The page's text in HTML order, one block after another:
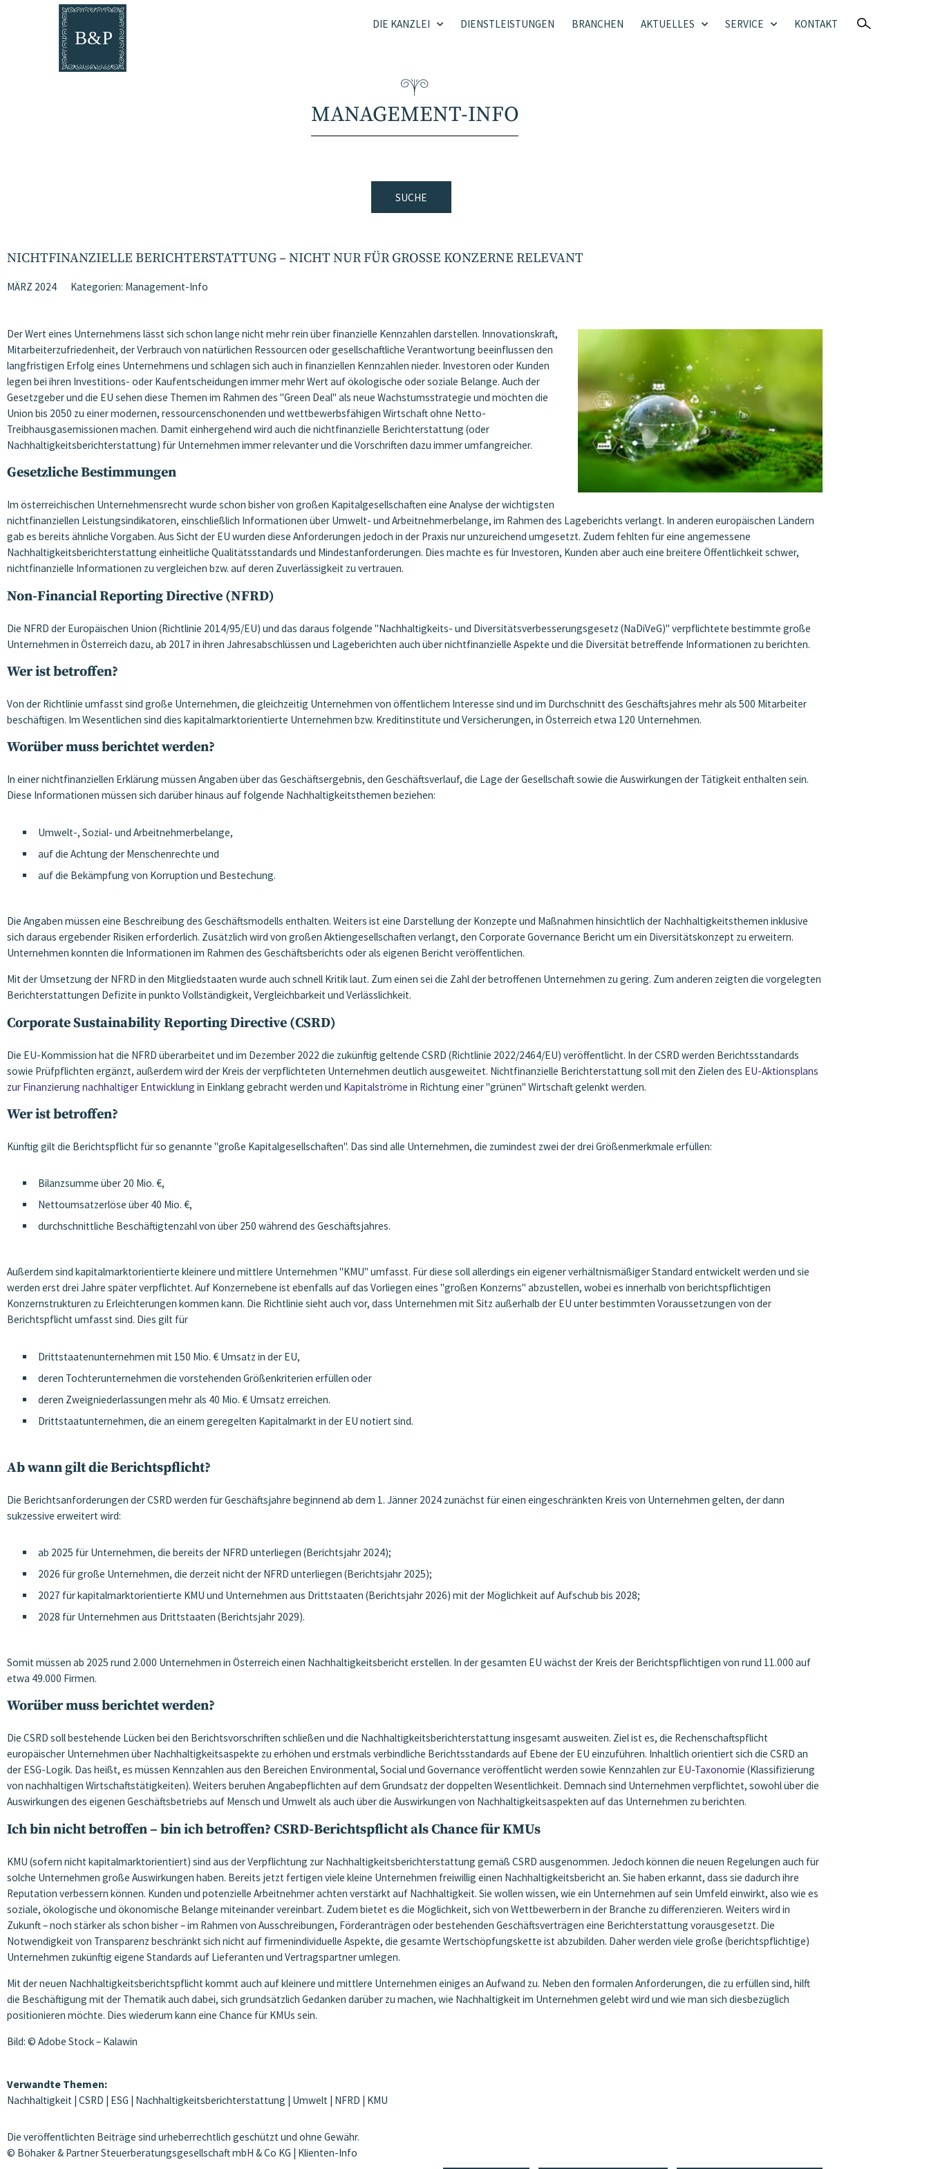
DIE KANZLEI DIENSTLEISTUNGEN BRANCHEN AKTUELLES SERVICE KONTAKT
MANAGEMENT-INFO
SUCHE
NICHTFINANZIELLE BERICHTERSTATTUNG – NICHT NUR FÜR GROSSE KONZERNE RELEVANT
MÄRZ 2024 Kategorien: Management-Info
Der Wert eines Unternehmens lässt sich schon lange nicht mehr rein über finanzielle Kennzahlen darstellen. Innovationskraft,
Mitarbeiterzufriedenheit, der Verbrauch von natürlichen Ressourcen oder gesellschaftliche Verantwortung beeinflussen den
langfristigen Erfolg eines Unternehmens und schlagen sich auch in finanziellen Kennzahlen nieder. Investoren oder Kunden
legen bei ihren Investitions- oder Kaufentscheidungen immer mehr Wert auf ökologische oder soziale Belange. Auch der
Gesetzgeber und die EU sehen diese Themen im Rahmen des "Green Deal" als neue Wachstumsstrategie und möchten die
Union bis 2050 zu einer modernen, ressourcenschonenden und wettbewerbsfähigen Wirtschaft ohne Netto-
Treibhausgasemissionen machen. Damit einhergehend wird auch die nichtfinanzielle Berichterstattung (oder
Nachhaltigkeitsberichterstattung) für Unternehmen immer relevanter und die Vorschriften dazu immer umfangreicher.
Gesetzliche Bestimmungen
Im österreichischen Unternehmensrecht wurde schon bisher von großen Kapitalgesellschaften eine Analyse der wichtigsten
nichtfinanziellen Leistungsindikatoren, einschließlich Informationen über Umwelt- und Arbeitnehmerbelange, im Rahmen des Lageberichts verlangt. In anderen europäischen Ländern
gab es bereits ähnliche Vorgaben. Aus Sicht der EU wurden diese Anforderungen jedoch in der Praxis nur unzureichend umgesetzt. Zudem fehlten für eine angemessene
Nachhaltigkeitsberichterstattung einheitliche Qualitätsstandards und Mindestanforderungen. Dies machte es für Investoren, Kunden aber auch eine breitere Öffentlichkeit schwer,
nichtfinanzielle Informationen zu vergleichen bzw. auf deren Zuverlässigkeit zu vertrauen.
Non-Financial Reporting Directive (NFRD)
Die NFRD der Europäischen Union (Richtlinie 2014/95/EU) und das daraus folgende "Nachhaltigkeits- und Diversitätsverbesserungsgesetz (NaDiVeG)" verpflichtete bestimmte große
Unternehmen in Österreich dazu, ab 2017 in ihren Jahresabschlüssen und Lageberichten auch über nichtfinanzielle Aspekte und die Diversität betreffende Informationen zu berichten.
Wer ist betroffen?
Von der Richtlinie umfasst sind große Unternehmen, die gleichzeitig Unternehmen von öffentlichem Interesse sind und im Durchschnitt des Geschäftsjahres mehr als 500 Mitarbeiter
beschäftigen. Im Wesentlichen sind dies kapitalmarktorientierte Unternehmen bzw. Kreditinstitute und Versicherungen, in Österreich etwa 120 Unternehmen.
Worüber muss berichtet werden?
In einer nichtfinanziellen Erklärung müssen Angaben über das Geschäftsergebnis, den Geschäftsverlauf, die Lage der Gesellschaft sowie die Auswirkungen der Tätigkeit enthalten sein.
Diese Informationen müssen sich darüber hinaus auf folgende Nachhaltigkeitsthemen beziehen:
Umwelt-, Sozial- und Arbeitnehmerbelange,
auf die Achtung der Menschenrechte und
auf die Bekämpfung von Korruption und Bestechung.
Die Angaben müssen eine Beschreibung des Geschäftsmodells enthalten. Weiters ist eine Darstellung der Konzepte und Maßnahmen hinsichtlich der Nachhaltigkeitsthemen inklusive
sich daraus ergebender Risiken erforderlich. Zusätzlich wird von großen Aktiengesellschaften verlangt, den Corporate Governance Bericht um ein Diversitätskonzept zu erweitern.
Unternehmen konnten die Informationen im Rahmen des Geschäftsberichts oder als eigenen Bericht veröffentlichen.
Mit der Umsetzung der NFRD in den Mitgliedstaaten wurde auch schnell Kritik laut. Zum einen sei die Zahl der betroffenen Unternehmen zu gering. Zum anderen zeigten die vorgelegten
Berichterstattungen Defizite in punkto Vollständigkeit, Vergleichbarkeit und Verlässlichkeit.
Corporate Sustainability Reporting Directive (CSRD)
Die EU-Kommission hat die NFRD überarbeitet und im Dezember 2022 die zukünftig geltende CSRD (Richtlinie 2022/2464/EU) veröffentlicht. In der CSRD werden Berichtsstandards
sowie Prüfpflichten ergänzt, außerdem wird der Kreis der verpflichteten Unternehmen deutlich ausgeweitet. Nichtfinanzielle Berichterstattung soll mit den Zielen des EU-Aktionsplans
zur Finanzierung nachhaltiger Entwicklung in Einklang gebracht werden und Kapitalströme in Richtung einer "grünen" Wirtschaft gelenkt werden.
Wer ist betroffen?
Künftig gilt die Berichtspflicht für so genannte "große Kapitalgesellschaften". Das sind alle Unternehmen, die zumindest zwei der drei Größenmerkmale erfüllen:
Bilanzsumme über 20 Mio. €,
Nettoumsatzerlöse über 40 Mio. €,
durchschnittliche Beschäftigtenzahl von über 250 während des Geschäftsjahres.
Außerdem sind kapitalmarktorientierte kleinere und mittlere Unternehmen "KMU" umfasst. Für diese soll allerdings ein eigener verhältnismäßiger Standard entwickelt werden und sie
werden erst drei Jahre später verpflichtet. Auf Konzernebene ist ebenfalls auf das Vorliegen eines "großen Konzerns" abzustellen, wobei es innerhalb von berichtspflichtigen
Konzernstrukturen zu Erleichterungen kommen kann. Die Richtlinie sieht auch vor, dass Unternehmen mit Sitz außerhalb der EU unter bestimmten Voraussetzungen von der
Berichtspflicht umfasst sind. Dies gilt für
Drittstaatenunternehmen mit 150 Mio. € Umsatz in der EU,
deren Tochterunternehmen die vorstehenden Größenkriterien erfüllen oder
deren Zweigniederlassungen mehr als 40 Mio. € Umsatz erreichen.
Drittstaatunternehmen, die an einem geregelten Kapitalmarkt in der EU notiert sind.
Ab wann gilt die Berichtspflicht?
Die Berichtsanforderungen der CSRD werden für Geschäftsjahre beginnend ab dem 1. Jänner 2024 zunächst für einen eingeschränkten Kreis von Unternehmen gelten, der dann
sukzessive erweitert wird:
ab 2025 für Unternehmen, die bereits der NFRD unterliegen (Berichtsjahr 2024);
2026 für große Unternehmen, die derzeit nicht der NFRD unterliegen (Berichtsjahr 2025);
2027 für kapitalmarktorientierte KMU und Unternehmen aus Drittstaaten (Berichtsjahr 2026) mit der Möglichkeit auf Aufschub bis 2028;
2028 für Unternehmen aus Drittstaaten (Berichtsjahr 2029).
Somit müssen ab 2025 rund 2.000 Unternehmen in Österreich einen Nachhaltigkeitsbericht erstellen. In der gesamten EU wächst der Kreis der Berichtspflichtigen von rund 11.000 auf
etwa 49.000 Firmen.
Worüber muss berichtet werden?
Die CSRD soll bestehende Lücken bei den Berichtsvorschriften schließen und die Nachhaltigkeitsberichterstattung insgesamt ausweiten. Ziel ist es, die Rechenschaftspflicht
europäischer Unternehmen über Nachhaltigkeitsaspekte zu erhöhen und erstmals verbindliche Berichtsstandards auf Ebene der EU einzuführen. Inhaltlich orientiert sich die CSRD an
der ESG-Logik. Das heißt, es müssen Kennzahlen aus den Bereichen Environmental, Social und Governance veröffentlicht werden sowie Kennzahlen zur EU-Taxonomie (Klassifizierung
von nachhaltigen Wirtschaftstätigkeiten). Weiters beruhen Angabepflichten auf dem Grundsatz der doppelten Wesentlichkeit. Demnach sind Unternehmen verpflichtet, sowohl über die
Auswirkungen des eigenen Geschäftsbetriebs auf Mensch und Umwelt als auch über die Auswirkungen von Nachhaltigkeitsaspekten auf das Unternehmen zu berichten.
Ich bin nicht betroffen – bin ich betroffen? CSRD-Berichtspflicht als Chance für KMUs
KMU (sofern nicht kapitalmarktorientiert) sind aus der Verpflichtung zur Nachhaltigkeitsberichterstattung gemäß CSRD ausgenommen. Jedoch können die neuen Regelungen auch für
solche Unternehmen große Auswirkungen haben. Bereits jetzt fertigen viele kleine Unternehmen freiwillig einen Nachhaltigkeitsbericht an. Sie haben erkannt, dass sie dadurch ihre
Reputation verbessern können. Kunden und potenzielle Arbeitnehmer achten verstärkt auf Nachhaltigkeit. Sie wollen wissen, wie ein Unternehmen auf sein Umfeld einwirkt, also wie es
soziale, ökologische und ökonomische Belange miteinander vereinbart. Zudem bietet es die Möglichkeit, sich von Wettbewerbern in der Branche zu differenzieren. Weiters wird in
Zukunft – noch stärker als schon bisher – im Rahmen von Ausschreibungen, Förderanträgen oder bestehenden Geschäftsverträgen eine Berichterstattung vorausgesetzt. Die
Notwendigkeit von Transparenz beschränkt sich nicht auf firmenindividuelle Aspekte, die gesamte Wertschöpfungskette ist abzubilden. Daher werden viele große (berichtspflichtige)
Unternehmen zukünftig eigene Standards auf Lieferanten und Vertragspartner umlegen.
Mit der neuen Nachhaltigkeitsberichtspflicht kommt auch auf kleinere und mittlere Unternehmen einiges an Aufwand zu. Neben den formalen Anforderungen, die zu erfüllen sind, hilft
die Beschäftigung mit der Thematik auch dabei, sich grundsätzlich Gedanken darüber zu machen, wie Nachhaltigkeit im Unternehmen gelebt wird und wie man sich diesbezüglich
positionieren möchte. Dies wiederum kann eine Chance für KMUs sein.
Bild: © Adobe Stock – Kalawin
Verwandte Themen:
Nachhaltigkeit | CSRD | ESG | Nachhaltigkeitsberichterstattung | Umwelt | NFRD | KMU
Die veröffentlichten Beiträge sind urheberrechtlich geschützt und ohne Gewähr.
© Böhaker & Partner Steuerberatungsgesellschaft mbH & Co KG | Klienten-Info